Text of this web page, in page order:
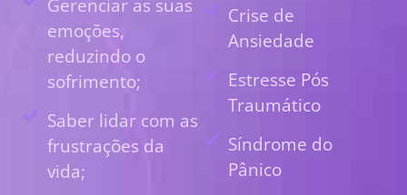
Gerenciar as suas
emoções,
reduzindo o
sofrimento;
Saber lidar com as
frustrações da
vida;
Crise de
Ansiedade
Estresse Pós
Traumático
Síndrome do
Pânico